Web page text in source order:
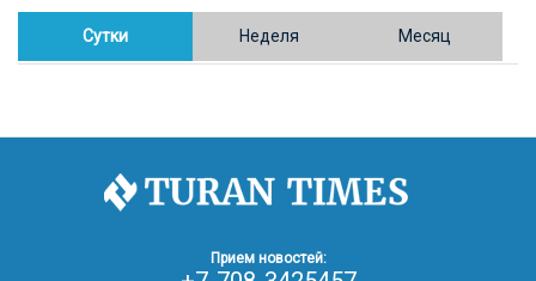
Полицейские пресекли незаконное выращивание
конопли в Таразе
Казахстан возглавил Договор о зоне, свободной от
8 тыс. жителей Степногорска получили перерасчёт
за тепло после проверки прокуратуры
Сутки Неделя Месяц
Прием новостей: